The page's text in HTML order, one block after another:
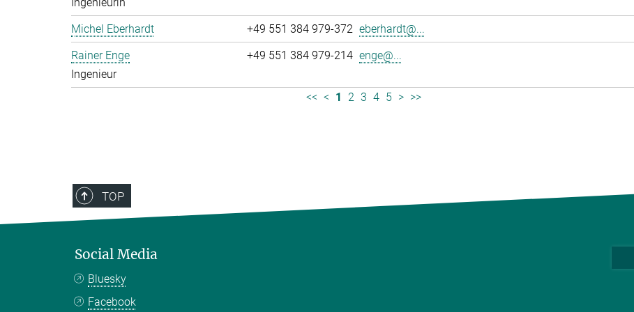
Michel Eberhardt
+49 551 384 979-372 eberhardt@...
Rainer Enge
Ingenieur
+49 551 384 979-214 enge@...
<< < 1 2 3 4 5 > >>
TOP
Social Media
Bluesky
Facebook